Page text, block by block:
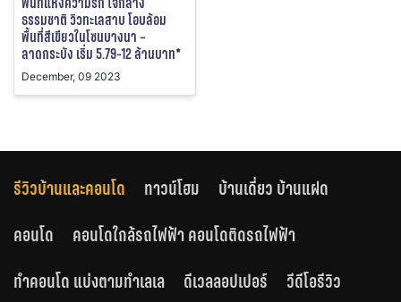
ธรรมชาติ วิวทะเลสาบ โอบล้อม
พื้นที่สีเขียวในโซนบางนา –
ลาดกระบัง เริ่ม 5.79-12 ล้านบาท*
December, 09 2023
รีวิวบ้านและคอนโด ทาวน์โฮม
บ้านเดี่ยว บ้านแฝด
คอนโด
คอนโดใกล้รถไฟฟ้า คอนโดติดรถไฟฟ้า
ทำคอนโด แบ่งตามทำเลเล
ดีเวลลอปเปอร์ วีดีโอรีวิว